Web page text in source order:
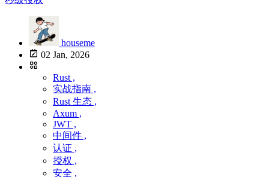
houseme
02 Jan, 2026
Rust ,
实战指南 ,
Rust 生态 ,
Axum ,
JWT ,
中间件 ,
认证 ,
授权 ,
安全 ,